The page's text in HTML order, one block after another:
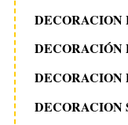
DECORACIÓN
DECORACION
DECORACION